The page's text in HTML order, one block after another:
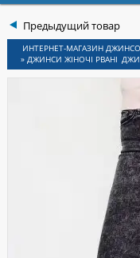
Предыдущий товар
» ДЖИНСИ ЖІНОЧІ РВАНІ